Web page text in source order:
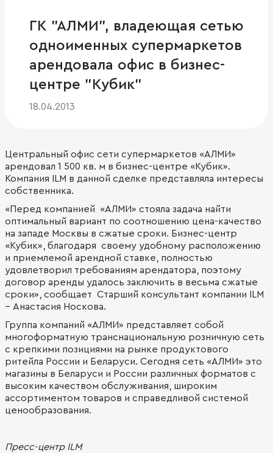
ГК "АЛМИ", владеющая сетью
одноименных супермаркетов
арендовала офис в бизнес-
центре "Кубик"
18.04.2013
Центральный офис сети супермаркетов «АЛМИ»
арендовал 1 500 кв. м в бизнес-центре «Кубик».
Компания ILM в данной сделке представляла интересы
собственника.
«Перед компанией «АЛМИ» стояла задача найти
оптимальный вариант по соотношению цена-качество
на западе Москвы в сжатые сроки. Бизнес-центр
«Кубик», благодаря своему удобному расположению
и приемлемой арендной ставке, полностью
удовлетворил требованиям арендатора, поэтому
договор аренды удалось заключить в весьма сжатые
сроки», сообщает Старший консультант компании ILM
– Анастасия Носкова.
Группа компаний «АЛМИ» представляет собой
многоформатную транснациональную розничную сеть
с крепкими позициями на рынке продуктового
ритейла России и Беларуси. Сегодня сеть «АЛМИ» это
магазины в Беларуси и России различных форматов с
высоким качеством обслуживания, широким
ассортиментом товаров и справедливой системой
ценообразования.
Пресс-центр ILM